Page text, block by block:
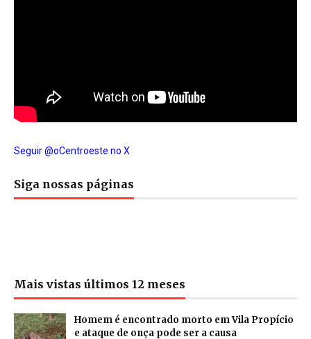
Seguir @oCentroeste no X
Siga nossas páginas
Mais vistas últimos 12 meses
Homem é encontrado morto em Vila Propício
e ataque de onça pode ser a causa